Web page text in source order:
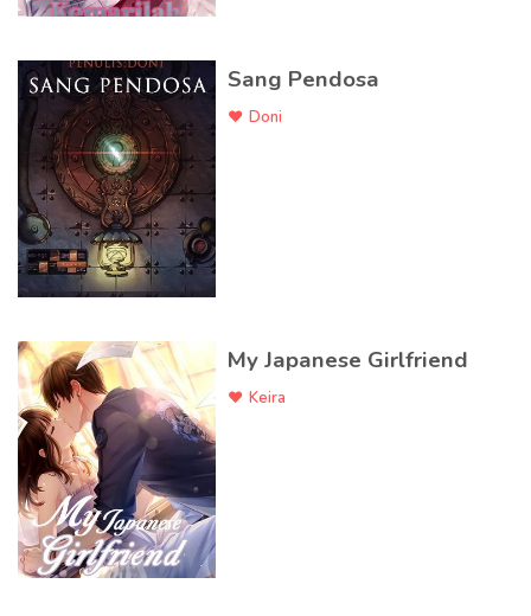
Sang Pendosa
Doni
My Japanese Girlfriend
Keira